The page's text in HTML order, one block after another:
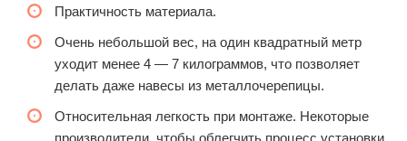
Практичность материала.
Очень небольшой вес, на один квадратный метр
уходит менее 4 — 7 килограммов, что позволяет
делать даже навесы из металлочерепицы.
Относительная легкость при монтаже. Некоторые